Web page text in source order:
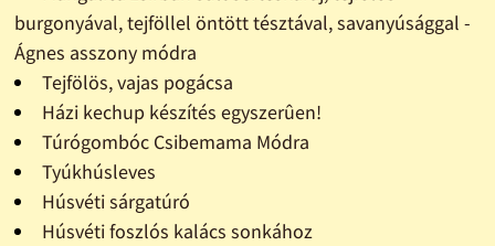
burgonyával, tejföllel öntött tésztával, savanyúsággal -
Ágnes asszony módra
Tejfölös, vajas pogácsa
Házi kechup készítés egyszerûen!
Túrógombóc Csibemama Módra
Tyúkhúsleves
Húsvéti sárgatúró
Húsvéti foszlós kalács sonkához